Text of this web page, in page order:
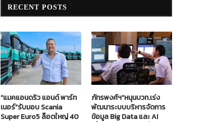
RECENT POSTS
“แมคแอนดริว แอนด์ พาร์ท
เนอร์”รับมอบ Scania
Super Euro5 ล็อตใหญ่ 40
ภัทรพงศ์ฯ”หนุนบวท.เร่ง
พัฒนาระบบบริหารจัดการ
ข้อมูล Big Data และ AI